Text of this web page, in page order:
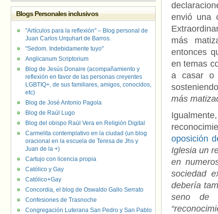
envió una
más
entonces
en temas
a casar o
más
oposición
Iglesia un
en
sociedad
debería
seno de
Blogs Personales inclusivos
"Artículos para la reflexión" – Blog personal de
Juan Carlos Urquhart de Barros.
"Sedom. Indebidamente tuyo"
Anglicanum Scriptorium
Blog de Jesús Donaire (acompañamiento y
reflexión en favor de las personas creyentes
LGBTIQ+, de sus familiares, amigos, conocidos,
etc)
Blog de José Antonio Pagola
Blog de Raúl Lugo
Blog del obispo Raúl Vera en Religión Digital
Carmelita contemplativo en la ciudad (un blog
oracional en la escuela de Teresa de Jhs y
Juan de la +)
Cartujo con licencia propia
Católico y Gay
Católico+Gay
Concordia, el blog de Oswaldo Gallo Serrato
Confesiones de Trasnoche
Congregación Luterana San Pedro y San Pablo